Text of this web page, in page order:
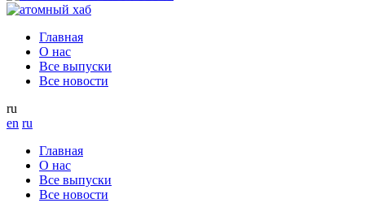
Главная
О нас
Все выпуски
Все новости
ru
en ru
Главная
О нас
Все выпуски
Все новости